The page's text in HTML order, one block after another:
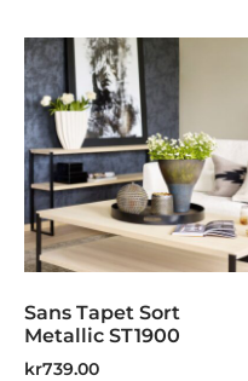
Sans Tapet Sort
Metallic ST1900
kr739.00